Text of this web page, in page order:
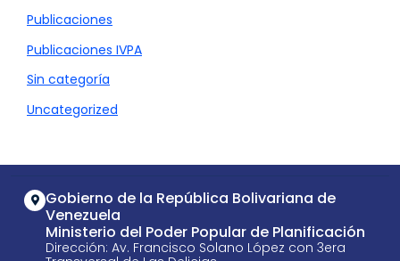
Publicaciones
Publicaciones IVPA
Sin categoría
Uncategorized
Gobierno de la República Bolivariana de
Venezuela
Ministerio del Poder Popular de Planificación
Dirección: Av. Francisco Solano López con 3era